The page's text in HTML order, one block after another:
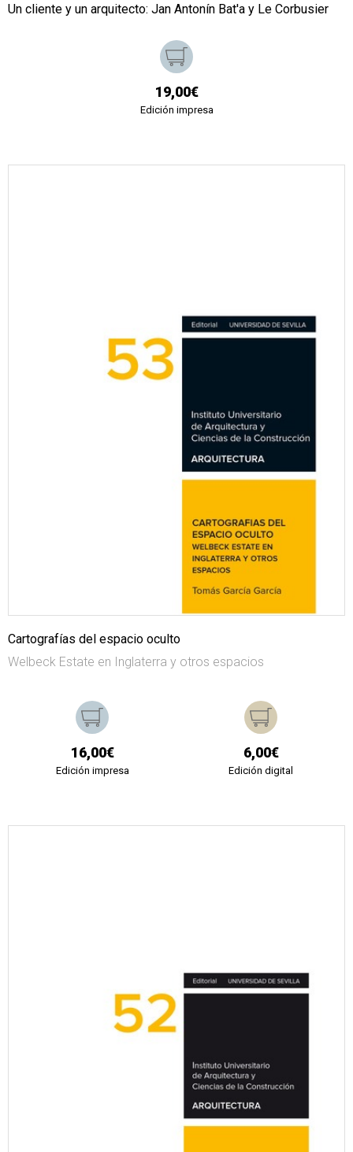
Un cliente y un arquitecto: Jan Antonín Bat'a y Le Corbusier
19,00€
Edición impresa
Cartografías del espacio oculto
Welbeck Estate en Inglaterra y otros espacios
16,00€
Edición impresa
6,00€
Edición digital